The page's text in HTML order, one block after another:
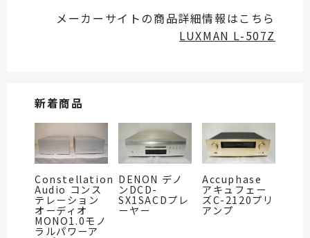
メーカーサイトの商品詳細情報はこちら
LUXMAN L-507Z
新着商品
Constellation
Audio コンス
テレーション
オーディオ
MONO1.0モノ
ラルパワーア
DENON デノ
ンDCD-
SX1SACDプレ
ーヤー
Accuphase
アキュフェー
ズC-2120プリ
アンプ